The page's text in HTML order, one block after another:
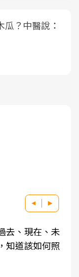
瓜？中醫說：
去、現在、未
知道該如何照